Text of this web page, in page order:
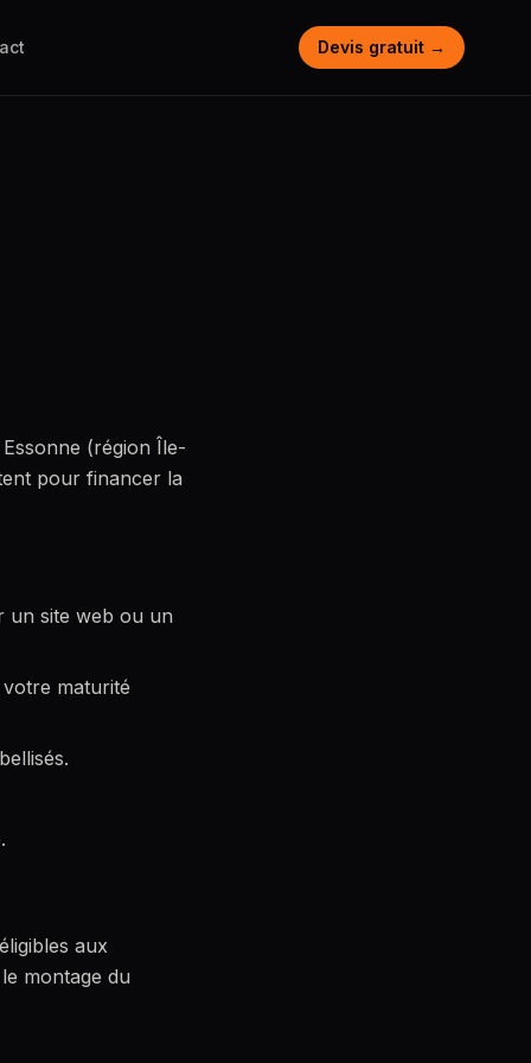
Devis gratuit →
(région Île-
pour financer la
un site web ou un
maturité
aux
montage du